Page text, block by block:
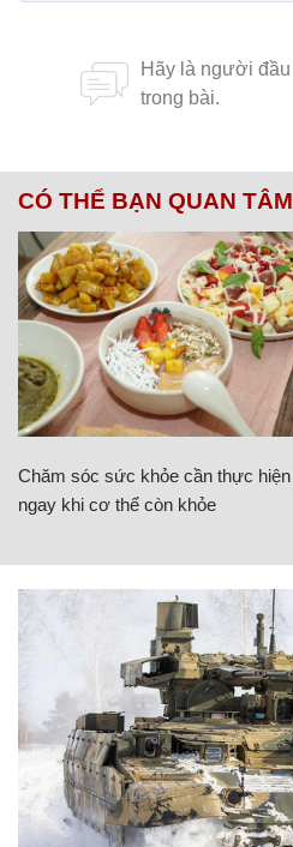
CÓ THỂ BẠN QUAN TÂM
Chăm sóc sức khỏe cần thực hiện
ngay khi cơ thể còn khỏe